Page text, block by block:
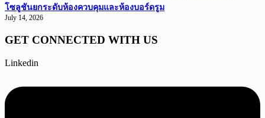
โซลูชันยกระดับห้องควบคุมและห้องบอร์ดรูม
July 14, 2026
GET CONNECTED WITH US
Linkedin